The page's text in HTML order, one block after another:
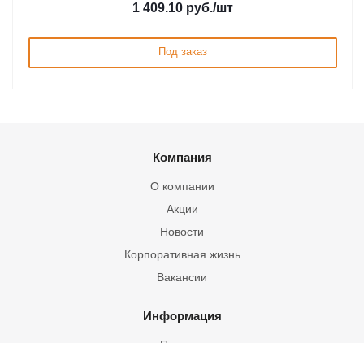
1 409.10 руб./шт
Под заказ
Компания
О компании
Акции
Новости
Корпоративная жизнь
Вакансии
Информация